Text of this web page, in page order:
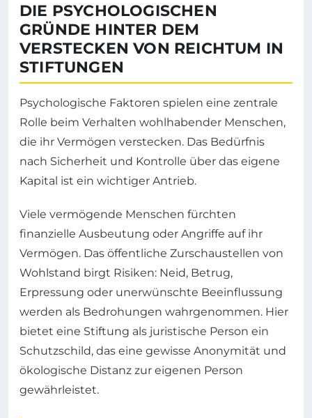
DIE PSYCHOLOGISCHEN
GRÜNDE HINTER DEM
VERSTECKEN VON REICHTUM IN
STIFTUNGEN
Psychologische Faktoren spielen eine zentrale
Rolle beim Verhalten wohlhabender Menschen,
die ihr Vermögen verstecken. Das Bedürfnis
nach Sicherheit und Kontrolle über das eigene
Kapital ist ein wichtiger Antrieb.
Viele vermögende Menschen fürchten
finanzielle Ausbeutung oder Angriffe auf ihr
Vermögen. Das öffentliche Zurschaustellen von
Wohlstand birgt Risiken: Neid, Betrug,
Erpressung oder unerwünschte Beeinflussung
werden als Bedrohungen wahrgenommen. Hier
bietet eine Stiftung als juristische Person ein
Schutzschild, das eine gewisse Anonymität und
ökologische Distanz zur eigenen Person
gewährleistet.